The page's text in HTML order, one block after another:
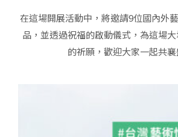
在這場開展活動中，將邀請9位國內外
品，並透過祝福的啟動儀式，為這場
的祈願，歡迎大家一起共襄